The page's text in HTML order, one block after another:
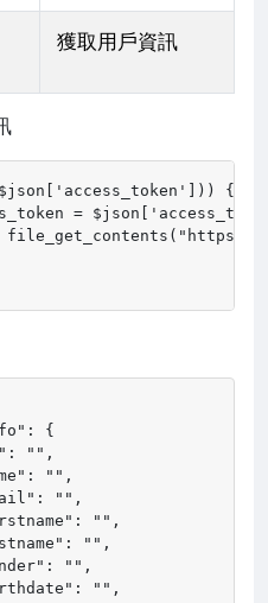
獲取用戶資訊
{
=
{
"",
"",
"",
"",
"",
"",
"",